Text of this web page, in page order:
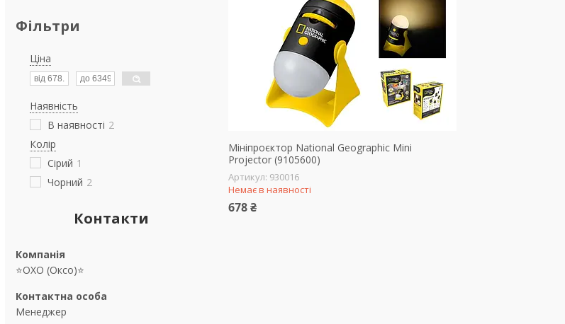
Фільтри
Ціна
Наявність
В наявності 2
Колір
Сірий 1
Чорний 2
Контакти
⭐OXO (Оксо)⭐
Менеджер
Мініпроєктор National Geographic Mini
Projector (9105600)
930016
Немає в наявності
678 ₴